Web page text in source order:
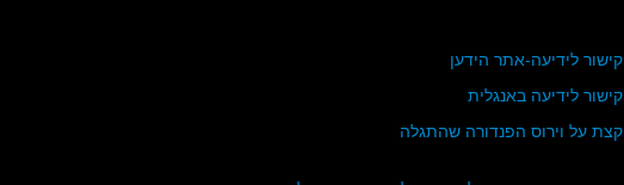
קישור לידיעה-אתר הידען
קישור לידיעה באנגלית
קצת על וירוס הפנדורה שהתגלה